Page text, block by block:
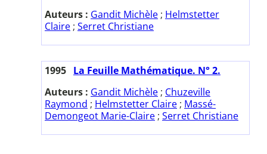
Auteurs : Gandit Michèle ; Helmstetter
Claire ; Serret Christiane
1995 La Feuille Mathématique. N° 2.
Auteurs : Gandit Michèle ; Chuzeville
Raymond ; Helmstetter Claire ; Massé-
Demongeot Marie-Claire ; Serret Christiane